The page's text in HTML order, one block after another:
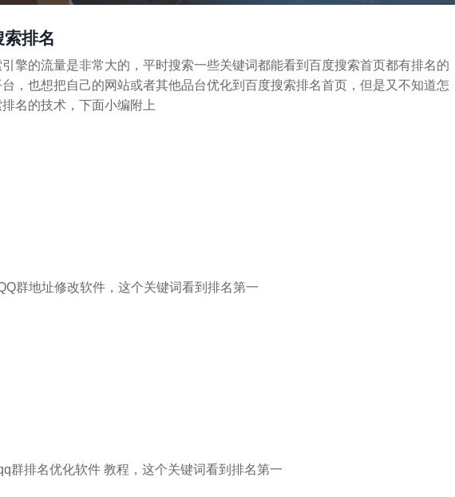
排名
擎的流量是非常大的，平时搜索一些关键词都能看到百度搜索首页都有排名的
，也想把自己的网站或者其他品台优化到百度搜索排名首页，但是又不知道怎
名的技术，下面小编附上
群地址修改软件，这个关键词看到排名第一
群排名优化软件 教程，这个关键词看到排名第一